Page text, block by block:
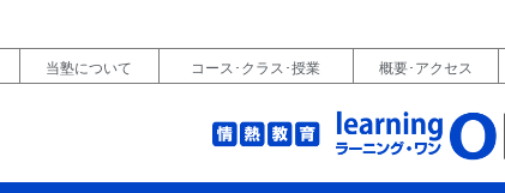
当塾について コース･クラス･授業 概要･アクセス